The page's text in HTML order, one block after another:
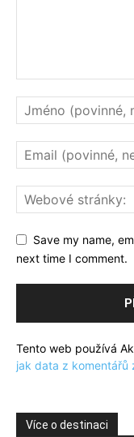
Save my name,
next time I comment.
Tento web používá
jak data z komentářů
Více o destinaci